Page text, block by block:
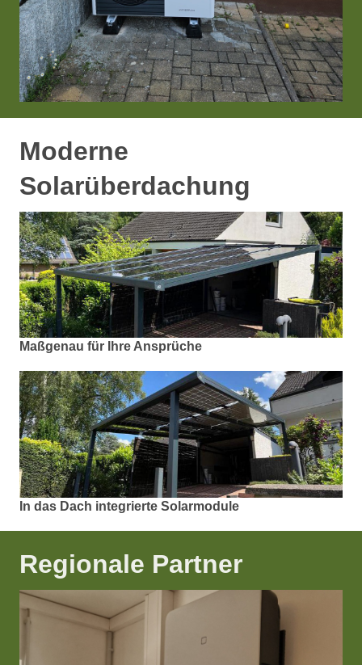
Moderne
Solarüberdachung
Maßgenau für Ihre Ansprüche
In das Dach integrierte Solarmodule
Regionale Partner